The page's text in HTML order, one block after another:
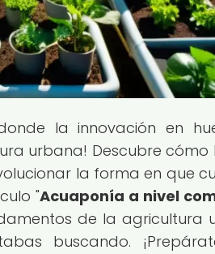
la innovación en
urbana! Descubre cómo
la forma en que
"Acuaponía a nivel
de la agricultura
buscando.